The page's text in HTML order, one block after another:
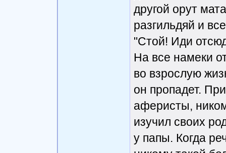
другой орут
разгильдяй и
"Стой! Иди
На все намеки
во взрослую
он пропадет.
аферисты,
изучил своих
у папы. Когда